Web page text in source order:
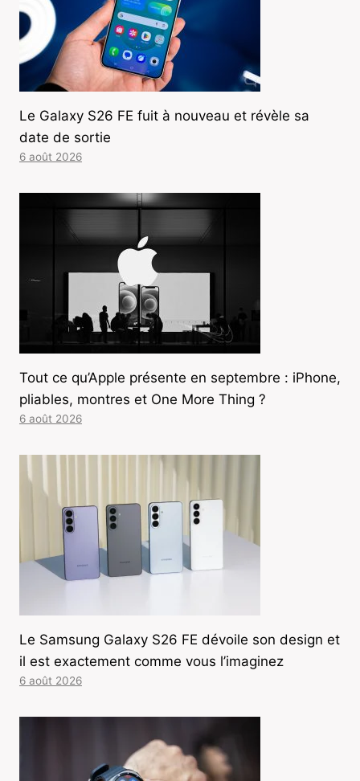
Le Galaxy S26 FE fuit à nouveau et révèle sa
date de sortie
6 août 2026
Tout ce qu’Apple présente en septembre : iPhone,
pliables, montres et One More Thing ?
6 août 2026
Le Samsung Galaxy S26 FE dévoile son design et
il est exactement comme vous l’imaginez
6 août 2026